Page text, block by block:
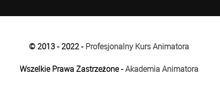
© 2013 - 2022 - Profesjonalny Kurs Animatora
Wszelkie Prawa Zastrzeżone -Akademia Animatora